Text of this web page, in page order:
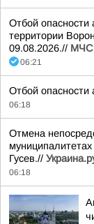
Отбой опасности
территории
09.08.2026.// МЧС
06:21
Отбой опасности
06:18
Отмена
Гусев.//
06:18